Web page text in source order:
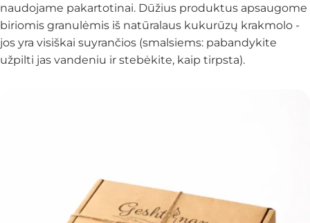
naudojame pakartotinai. Dūžius produktus apsaugome
biriomis granulėmis iš natūralaus kukurūzų krakmolo -
jos yra visiškai suyrančios (smalsiems: pabandykite
užpilti jas vandeniu ir stebėkite, kaip tirpsta).